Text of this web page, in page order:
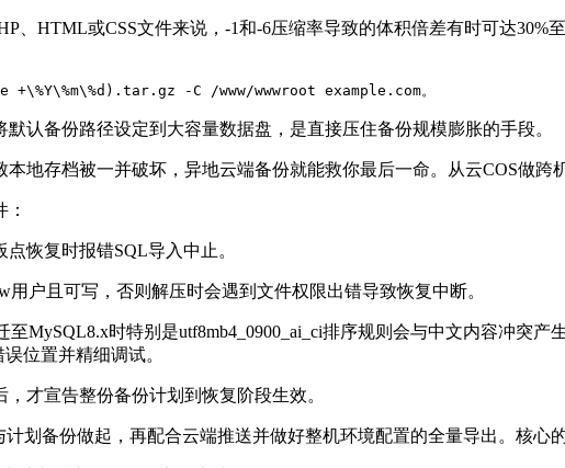
HTML或CSS文件来说， -1和-6压缩率导致的体积倍差有时可达30%至
-C /www/wwwroot example.com。
认备份路径设定到大容量数据盘，是直接压住备份规模膨胀的手段。
地存档被一并破坏，异地云端备份就能救你最后一命。从云COS做跨
点恢复时报错SQL导入中止。
用户且可写，否则解压时会遇到文件权限出错导致恢复中断。
至MySQL8.x时特别是utf8mb4_0900_ai_ci排序规则会与中文内容冲突产
位置并精细调试。
才宣告整份备份计划到恢复阶段生效。
划备份做起，再配合云端推送并做好整机环境配置的全量导出。核心